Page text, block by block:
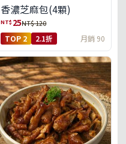
香濃芝麻包(4顆)
NT$ 25NT$ 120
TOP 2 2.1折 月銷 90